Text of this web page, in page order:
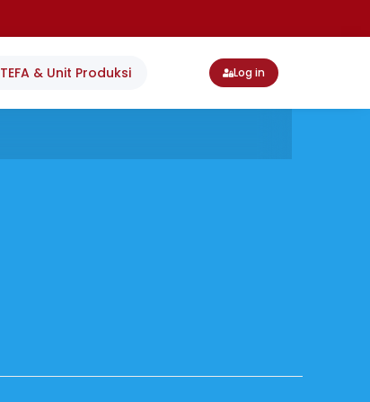
TEFA & Unit Produksi Log in